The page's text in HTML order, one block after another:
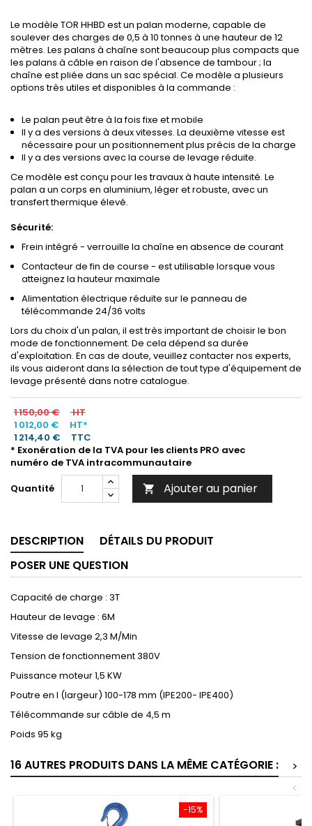
Le modèle TOR HHBD est un palan moderne, capable de
soulever des charges de 0,5 à 10 tonnes à une hauteur de 12
mètres. Les palans à chaîne sont beaucoup plus compacts que
les palans à câble en raison de l'absence de tambour ; la
chaîne est pliée dans un sac spécial. Ce modèle a plusieurs
options très utiles et disponibles à la commande :
Le palan peut être à la fois fixe et mobile
Il y a des versions à deux vitesses. La deuxième vitesse est
nécessaire pour un positionnement plus précis de la charge
Il y a des versions avec la course de levage réduite.
Ce modèle est conçu pour les travaux à haute intensité. Le
palan a un corps en aluminium, léger et robuste, avec un
transfert thermique élevé.
Sécurité:
Frein intégré - verrouille la chaîne en absence de courant
Contacteur de fin de course - est utilisable lorsque vous
atteignez la hauteur maximale
Alimentation électrique réduite sur le panneau de
télécommande 24/36 volts
Lors du choix d'un palan, il est très important de choisir le bon
mode de fonctionnement. De cela dépend sa durée
d'exploitation. En cas de doute, veuillez contacter nos experts,
ils vous aideront dans la sélection de tout type d'équipement de
levage présenté dans notre catalogue.
1 150,00 €
HT
1 012,00 €
HT*
1 214,40 €
TTC
* Exonération de la TVA pour les clients PRO avec
numéro de TVA intracommunautaire
Quantité
 Ajouter au panier
DESCRIPTION
DÉTAILS DU PRODUIT
POSER UNE QUESTION
Capacité de charge : 3T
Hauteur de levage : 6M
Vitesse de levage 2,3 M/Min
Tension de fonctionnement 380V
Puissance moteur 1,5 KW
Poutre en I (largeur) 100-178 mm (IPE200- IPE400)
Télécommande sur câble de 4,5 m
Poids 95 kg
16 AUTRES PRODUITS DANS LA MÊME CATÉGORIE :
>
<
-15%